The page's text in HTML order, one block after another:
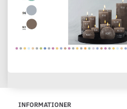
INFORMATIONER